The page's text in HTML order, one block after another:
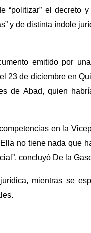
“politizar” el decreto
y de distinta índole
emitido por
23 de diciembre en
de Abad, quien
en la
no tiene nada que
concluyó De la
mientras se